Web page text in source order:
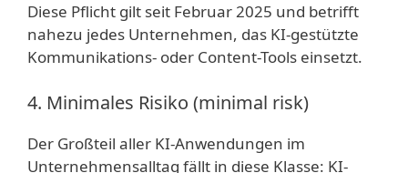
Diese Pflicht gilt seit Februar 2025 und betrifft
nahezu jedes Unternehmen, das KI-gestützte
Kommunikations- oder Content-Tools einsetzt.
4. Minimales Risiko (minimal risk)
Der Großteil aller KI-Anwendungen im
Unternehmensalltag fällt in diese Klasse: KI-